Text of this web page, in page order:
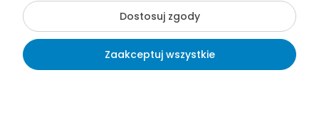
Pokaż pełną wersję strony
Sklep internetowy Shoper Premium
Dostosuj zgody
Zaakceptuj wszystkie